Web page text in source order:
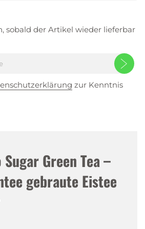
sobald der Artikel wieder lieferbar
zur Kenntnis
Green Tea –
gebraute Eistee